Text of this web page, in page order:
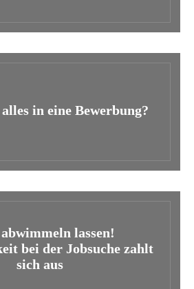
in eine Bewerbung?
lassen!
bei der Jobsuche zahlt
sich aus